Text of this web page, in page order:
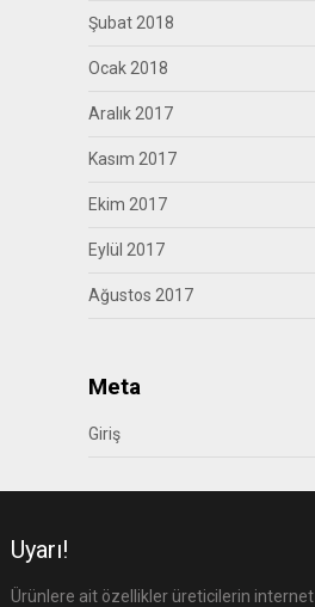
Şubat 2018
Ocak 2018
Aralık 2017
Kasım 2017
Ekim 2017
Eylül 2017
Ağustos 2017
Meta
Giriş
Uyarı!
Ürünlere ait özellikler üreticilerin internet